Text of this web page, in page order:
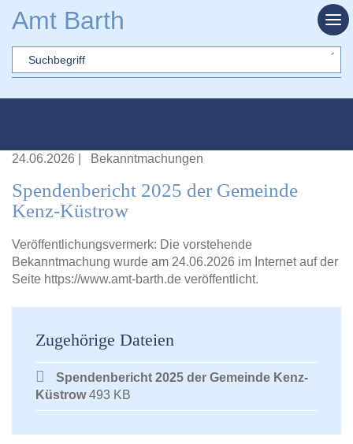
Amt Barth
Sword
24.06.2026 Bekanntmachungen
Spendenbericht 2025 der Gemeinde
Kenz-Küstrow
Veröffentlichungsvermerk: Die vorstehende
Bekanntmachung wurde am 24.06.2026 im Internet auf der
Seite https://www.amt-barth.de veröffentlicht.
Zugehörige Dateien
Spendenbericht 2025 der Gemeinde Kenz-
Küstrow493 KB